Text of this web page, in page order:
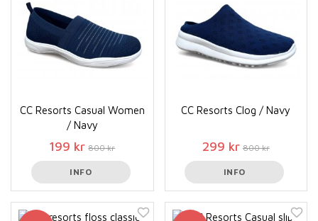
CC Resorts Casual Women
/ Navy
199 kr 800 kr
INFO
CC Resorts Clog / Navy
299 kr 800 kr
INFO